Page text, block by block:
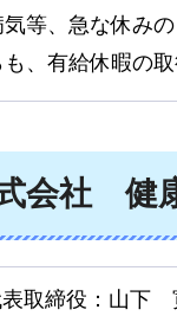
等、急な休み
も、有給休暇の
会社 健
取締役：山下